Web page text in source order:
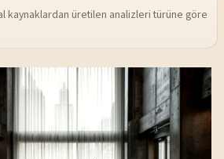
kaynaklardan üretilen analizleri türüne göre